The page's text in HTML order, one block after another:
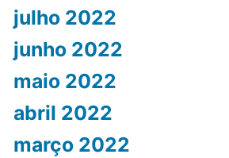
julho 2022
junho 2022
maio 2022
abril 2022
março 2022